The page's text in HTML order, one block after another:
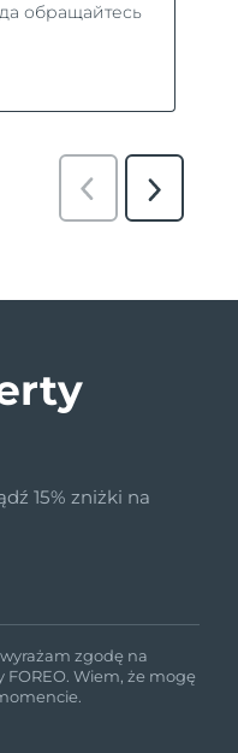
15% zniżki na
zgodę na
Wiem, że mogę